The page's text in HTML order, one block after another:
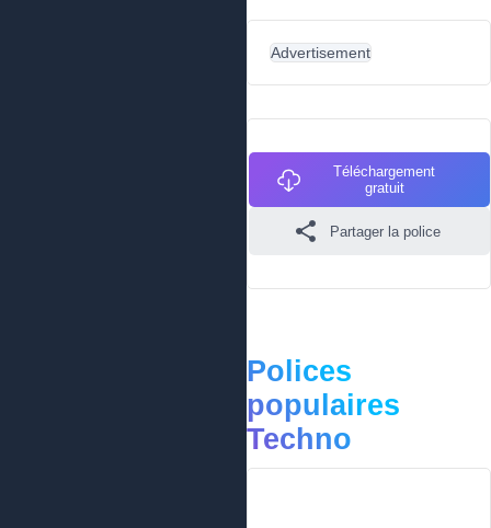
Advertisement
Téléchargement
gratuit
Partager la police
Polices
populaires
Techno